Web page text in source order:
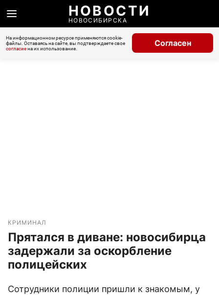
НОВОСТИ
НОВОСИБИРСКА
На информационном ресурсе применяются cookie-
файлы. Оставаясь на сайте, вы подтверждаете свое
согласиена их использование.
Согласен
КРИМИНАЛ
Прятался в диване: новосибирца
задержали за оскорбление
полицейских
Сотрудники полиции пришли к знакомым, у